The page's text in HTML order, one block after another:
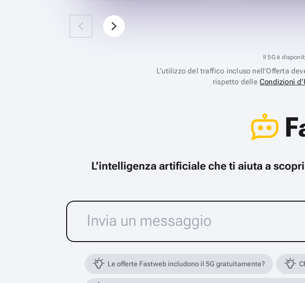
Il 5G è
L’utilizzo del traffico incluso nell’Offerta
rispetto delleCondizioni
L’intelligenza artificiale che ti aiuta a
Le offerte Fastweb includono il 5G gratuitamente?